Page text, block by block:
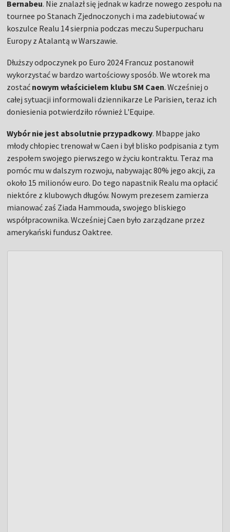
Bernabeu. Nie znalazł się jednak w kadrze nowego zespołu na
tournee po Stanach Zjednoczonych i ma zadebiutować w
koszulce Realu 14 sierpnia podczas meczu Superpucharu
Europy z Atalantą w Warszawie.
Dłuższy odpoczynek po Euro 2024 Francuz postanowił
wykorzystać w bardzo wartościowy sposób. We wtorek ma
zostać nowym właścicielem klubu SM Caen. Wcześniej o
całej sytuacji informowali dziennikarze Le Parisien, teraz ich
doniesienia potwierdziło również L'Equipe.
Wybór nie jest absolutnie przypadkowy. Mbappe jako
młody chłopiec trenował w Caen i był blisko podpisania z tym
zespołem swojego pierwszego w życiu kontraktu. Teraz ma
pomóc mu w dalszym rozwoju, nabywając 80% jego akcji, za
około 15 milionów euro. Do tego napastnik Realu ma opłacić
niektóre z klubowych długów. Nowym prezesem zamierza
mianować zaś Ziada Hammouda, swojego bliskiego
współpracownika. Wcześniej Caen było zarządzane przez
amerykański fundusz Oaktree.